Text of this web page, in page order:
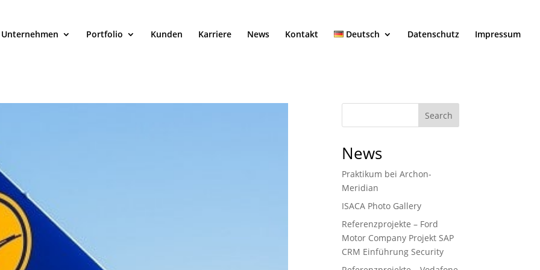
Unternehmen Portfolio Kunden Karriere News Kontakt Deutsch Datenschutz Impressum
Search
News
Praktikum bei Archon-
Meridian
ISACA Photo Gallery
Referenzprojekte – Ford
Motor Company Projekt SAP
CRM Einführung Security